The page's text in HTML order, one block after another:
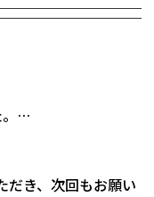
いただき、次回もお
だき、次回もお願い